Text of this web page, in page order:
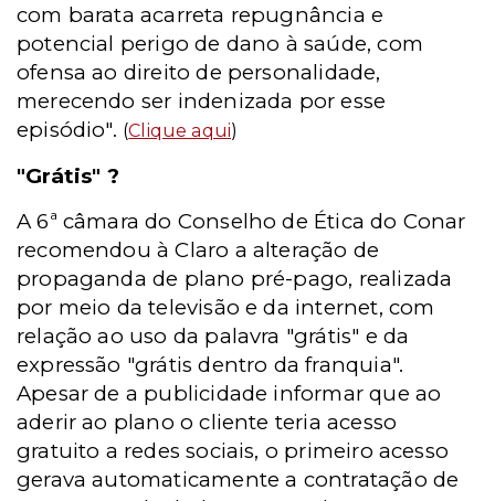
com barata acarreta repugnância e
potencial perigo de dano à saúde, com
ofensa ao direito de personalidade,
merecendo ser indenizada por esse
episódio". (Clique aqui)
"Grátis" ?
A 6ª câmara do Conselho de Ética do Conar
recomendou à Claro a alteração de
propaganda de plano pré-pago, realizada
por meio da televisão e da internet, com
relação ao uso da palavra "grátis" e da
expressão "grátis dentro da franquia".
Apesar de a publicidade informar que ao
aderir ao plano o cliente teria acesso
gratuito a redes sociais, o primeiro acesso
gerava automaticamente a contratação de